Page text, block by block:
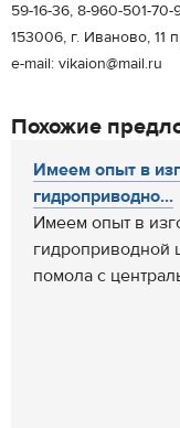
59-16-36, 8-960-501-
153006, г. Иваново, 11
e-mail: vikaion@mail.ru
Похожие
Имеем опыт в
гидроприводно...
Имеем опыт в
гидроприводной
помола с